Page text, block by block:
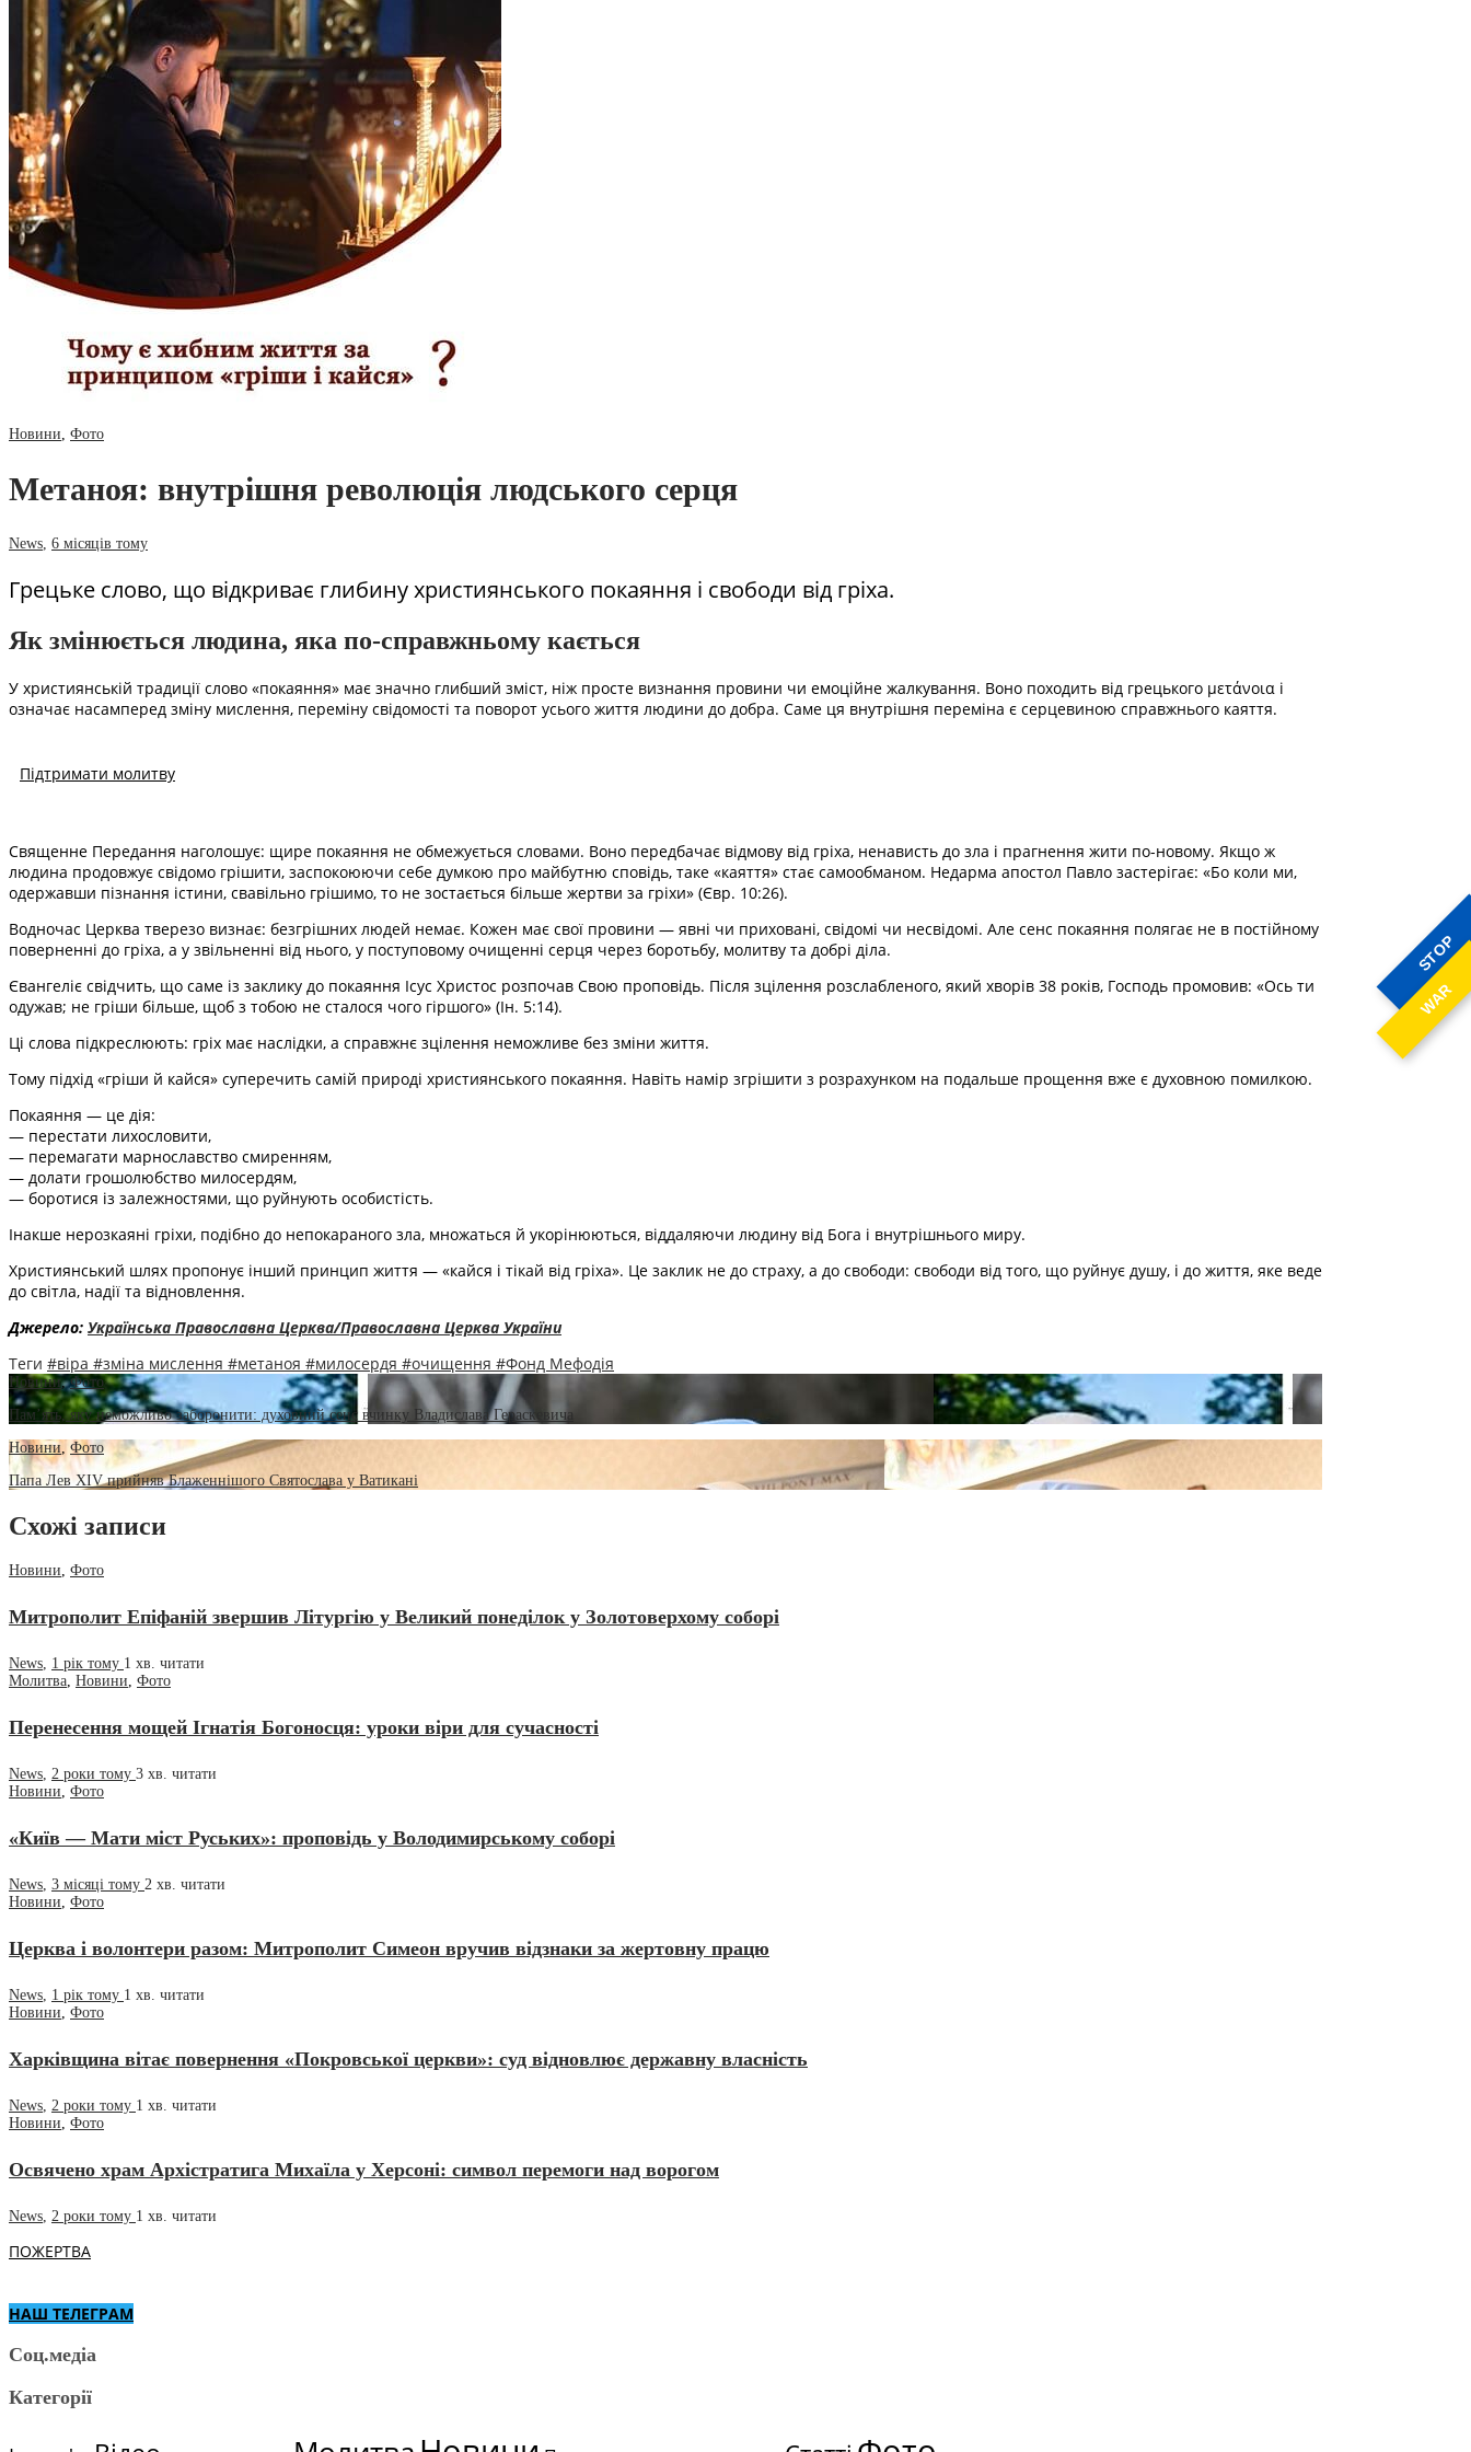
STOP
WAR
Новини Фото
Метаноя: внутрішня революція людського серця
News 6 місяців тому
Грецьке слово, що відкриває глибину християнського покаяння і свободи від гріха.
Як змінюється людина, яка по-справжньому кається
У християнській традиції слово «покаяння» має значно глибший зміст, ніж просте визнання провини чи емоційне жалкування. Воно походить від грецького μετάνοια і
означає насамперед зміну мислення, переміну свідомості та поворот усього життя людини до добра. Саме ця внутрішня переміна є серцевиною справжнього каяття.
Підтримати молитву
Священне Передання наголошує: щире покаяння не обмежується словами. Воно передбачає відмову від гріха, ненависть до зла і прагнення жити по-новому. Якщо ж
людина продовжує свідомо грішити, заспокоюючи себе думкою про майбутню сповідь, таке «каяття» стає самообманом. Недарма апостол Павло застерігає: «Бо коли ми,
одержавши пізнання істини, свавільно грішимо, то не зостається більше жертви за гріхи» (Євр. 10:26).
Водночас Церква тверезо визнає: безгрішних людей немає. Кожен має свої провини — явні чи приховані, свідомі чи несвідомі. Але сенс покаяння полягає не в постійному
поверненні до гріха, а у звільненні від нього, у поступовому очищенні серця через боротьбу, молитву та добрі діла.
Євангеліє свідчить, що саме із заклику до покаяння Ісус Христос розпочав Свою проповідь. Після зцілення розслабленого, який хворів 38 років, Господь промовив: «Ось ти
одужав; не гріши більше, щоб з тобою не сталося чого гіршого» (Ін. 5:14).
Ці слова підкреслюють: гріх має наслідки, а справжнє зцілення неможливе без зміни життя.
Тому підхід «гріши й кайся» суперечить самій природі християнського покаяння. Навіть намір згрішити з розрахунком на подальше прощення вже є духовною помилкою.
Покаяння — це дія:
— перестати лихословити,
— перемагати марнославство смиренням,
— долати грошолюбство милосердям,
— боротися із залежностями, що руйнують особистість.
Інакше нерозкаяні гріхи, подібно до непокараного зла, множаться й укорінюються, віддаляючи людину від Бога і внутрішнього миру.
Християнський шлях пропонує інший принцип життя — «кайся і тікай від гріха». Це заклик не до страху, а до свободи: свободи від того, що руйнує душу, і до життя, яке веде
до світла, надії та відновлення.
Джерело: Українська Православна Церква/Православна Церква України
Теги #віра #зміна мислення #метаноя #милосердя #очищення #Фонд Мефодія
Новини,Фото
Пам’ять, яку неможливо заборонити: духовний сенс вчинку Владислава Гераскевича
Новини Фото
Папа Лев XIV прийняв Блаженнішого Святослава у Ватикані
Схожі записи
Новини, Фото
Митрополит Епіфаній звершив Літургію у Великий понеділок у Золотоверхому соборі
News, 1 рік тому 1 хв. читати
Молитва, Новини, Фото
Перенесення мощей Ігнатія Богоносця: уроки віри для сучасності
News, 2 роки тому 3 хв. читати
Новини, Фото
«Київ — Мати міст Руських»: проповідь у Володимирському соборі
News, 3 місяці тому 2 хв. читати
Новини, Фото
Церква і волонтери разом: Митрополит Симеон вручив відзнаки за жертовну працю
News 1 рік тому 1 хв. читати
Новини Фото
Харківщина вітає повернення «Покровської церкви»: суд відновлює державну власність
News 2 роки тому 1 хв. читати
Новини Фото
Освячено храм Архістратига Михаїла у Херсоні: символ перемоги над ворогом
News 2 роки тому 1 хв. читати
ПОЖЕРТВА
НАШ ТЕЛЕГРАМ
Соц.медіа
Категорії